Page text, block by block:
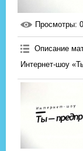
Просмотры: 0
Описание
Интернет-шоу